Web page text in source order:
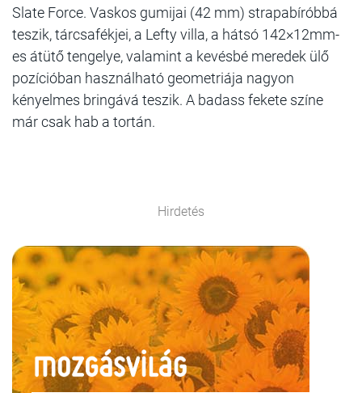
Slate Force. Vaskos gumijai (42 mm) strapabíróbbá
teszik, tárcsafékjei, a Lefty villa, a hátsó 142×12mm-
es átütő tengelye, valamint a kevésbé meredek ülő
pozícióban használható geometriája nagyon
kényelmes bringává teszik. A badass fekete színe
már csak hab a tortán.
Hirdetés